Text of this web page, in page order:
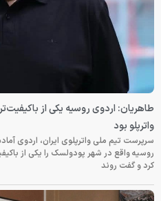
طاهریان: اردوی روسیه یکی از
واترپلو بود
سرپرست تیم ملی واترپلوی ایران، اردوی
روسیه واقع در شهر پودولسک را یکی از
کرد و گفت روند